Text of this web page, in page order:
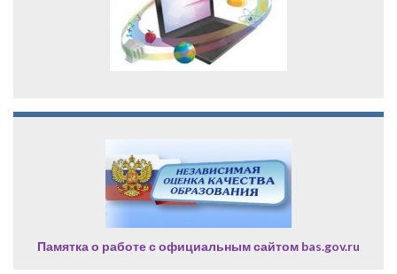
Памятка о работе с официальным сайтом bas.gov.ru